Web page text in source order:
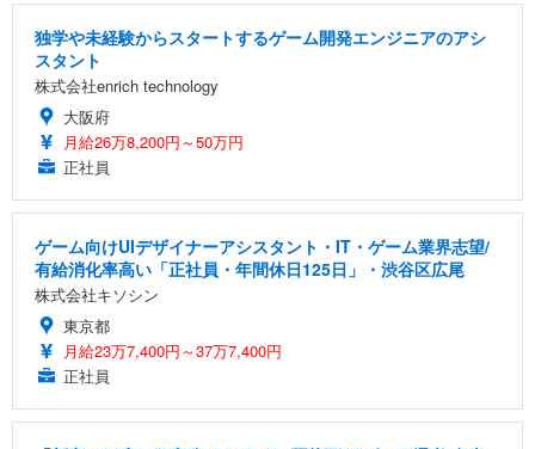
独学や未経験からスタートするゲーム開発エンジニアのアシ
スタント
株式会社enrich technology
大阪府
月給26万8,200円～50万円
正社員
ゲーム向けUIデザイナーアシスタント・IT・ゲーム業界志望/
有給消化率高い「正社員・年間休日125日」・渋谷区広尾
株式会社キソシン
東京都
月給23万7,400円～37万7,400円
正社員